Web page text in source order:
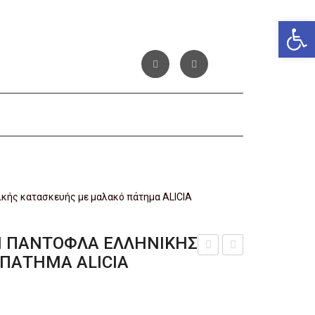
κατασκευής με μαλακό πάτημα ALICIA
ΠΑΝΤΌΦΛΑ ΕΛΛΗΝΙΚΉΣ
ALICIA